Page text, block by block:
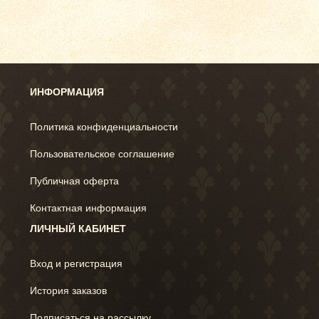
ИНФОРМАЦИЯ
Политика конфиденциальности
Пользовательское соглашение
Публичная оферта
Контактная информация
ЛИЧНЫЙ КАБИНЕТ
Вход и регистрация
История заказов